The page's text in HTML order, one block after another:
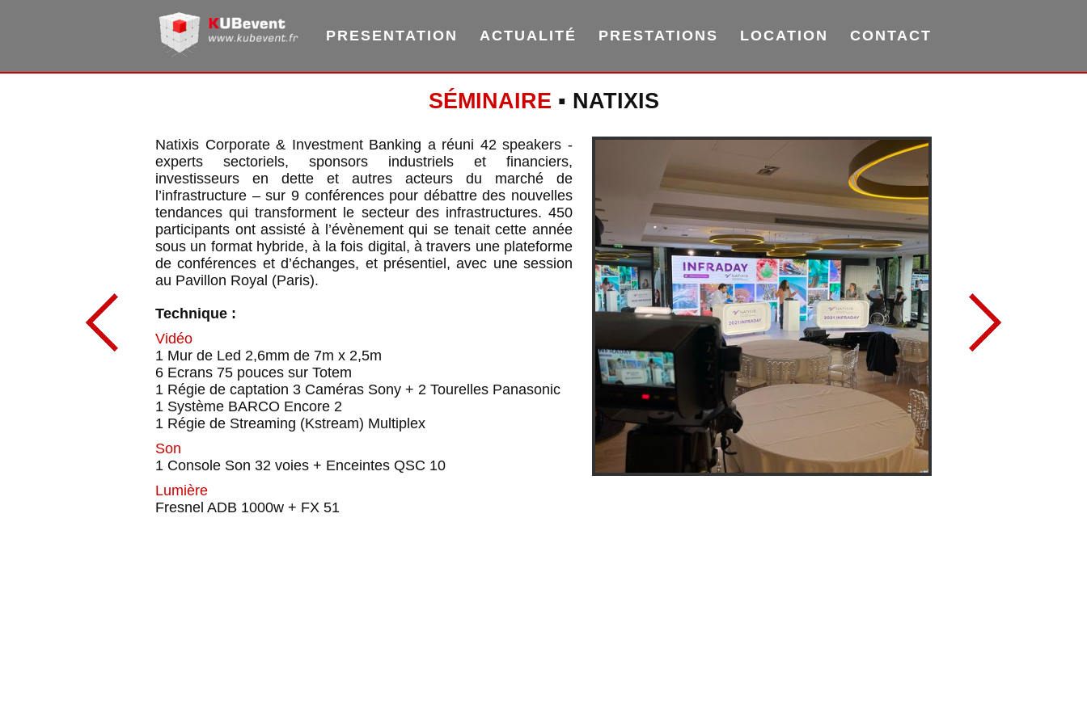
PRESENTATION ACTUALITÉ PRESTATIONS LOCATION CONTACT
SÉMINAIRE ▪ NATIXIS
Natixis Corporate & Investment Banking a réuni 42 speakers -
experts sectoriels, sponsors industriels et financiers,
investisseurs en dette et autres acteurs du marché de
l’infrastructure – sur 9 conférences pour débattre des nouvelles
tendances qui transforment le secteur des infrastructures. 450
participants ont assisté à l’évènement qui se tenait cette année
sous un format hybride, à la fois digital, à travers une plateforme
de conférences et d’échanges, et présentiel, avec une session
au Pavillon Royal (Paris).
Technique :
Vidéo
1 Mur de Led 2,6mm de 7m x 2,5m
6 Ecrans 75 pouces sur Totem
1 Régie de captation 3 Caméras Sony + 2 Tourelles Panasonic
1 Système BARCO Encore 2
1 Régie de Streaming (Kstream) Multiplex
Son
1 Console Son 32 voies + Enceintes QSC 10
Lumière
Fresnel ADB 1000w + FX 51